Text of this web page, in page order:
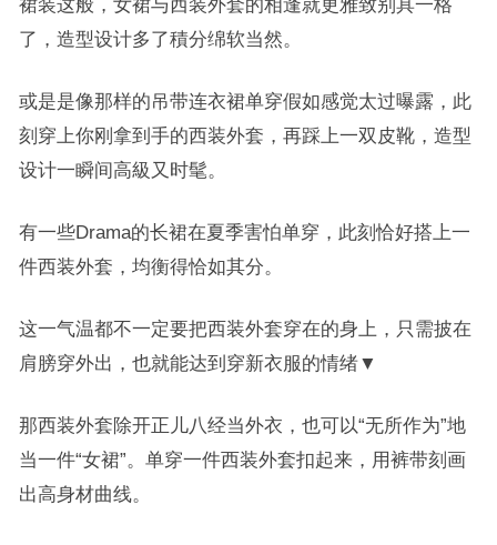
裙装这般，女裙与西装外套的相逢就更雅致别具一格
了，造型设计多了積分绵软当然。
或是是像那样的吊带连衣裙单穿假如感觉太过曝露，此
刻穿上你刚拿到手的西装外套，再踩上一双皮靴，造型
设计一瞬间高級又时髦。
有一些Drama的长裙在夏季害怕单穿，此刻恰好搭上一
件西装外套，均衡得恰如其分。
这一气温都不一定要把西装外套穿在的身上，只需披在
肩膀穿外出，也就能达到穿新衣服的情绪▼
那西装外套除开正儿八经当外衣，也可以“无所作为”地
当一件“女裙”。单穿一件西装外套扣起来，用裤带刻画
出高身材曲线。